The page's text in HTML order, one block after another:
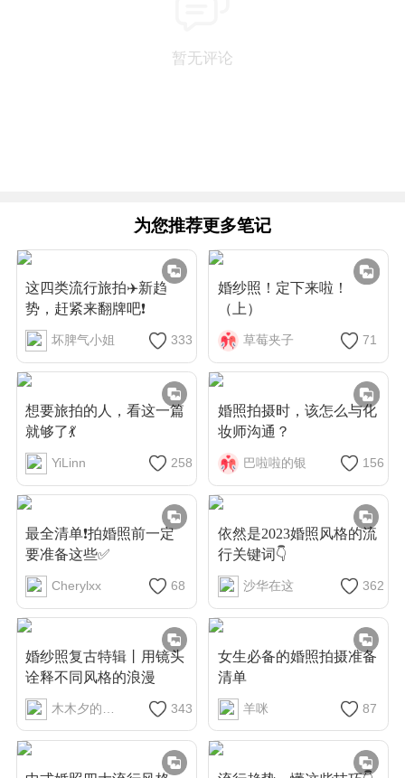
暂无评论
为您推荐更多笔记
这四类流行旅拍✈️新趋
势，赶紧来翻牌吧❗
坏脾气小姐 333
想要旅拍的人，看这一篇
就够了💃
YiLinn 258
最全清单❗拍婚照前一定
要准备这些✅
Cherylxx 68
婚纱照复古特辑丨用镜头
诠释不同风格的浪漫
343
婚纱照！定下来啦！
（上）
草莓夹子 71
婚照拍摄时，该怎么与化
妆师沟通？
巴啦啦的银 156
依然是2023婚照风格的流
行关键词👇
沙华在这 362
女生必备的婚照拍摄准备
清单
羊咪 87